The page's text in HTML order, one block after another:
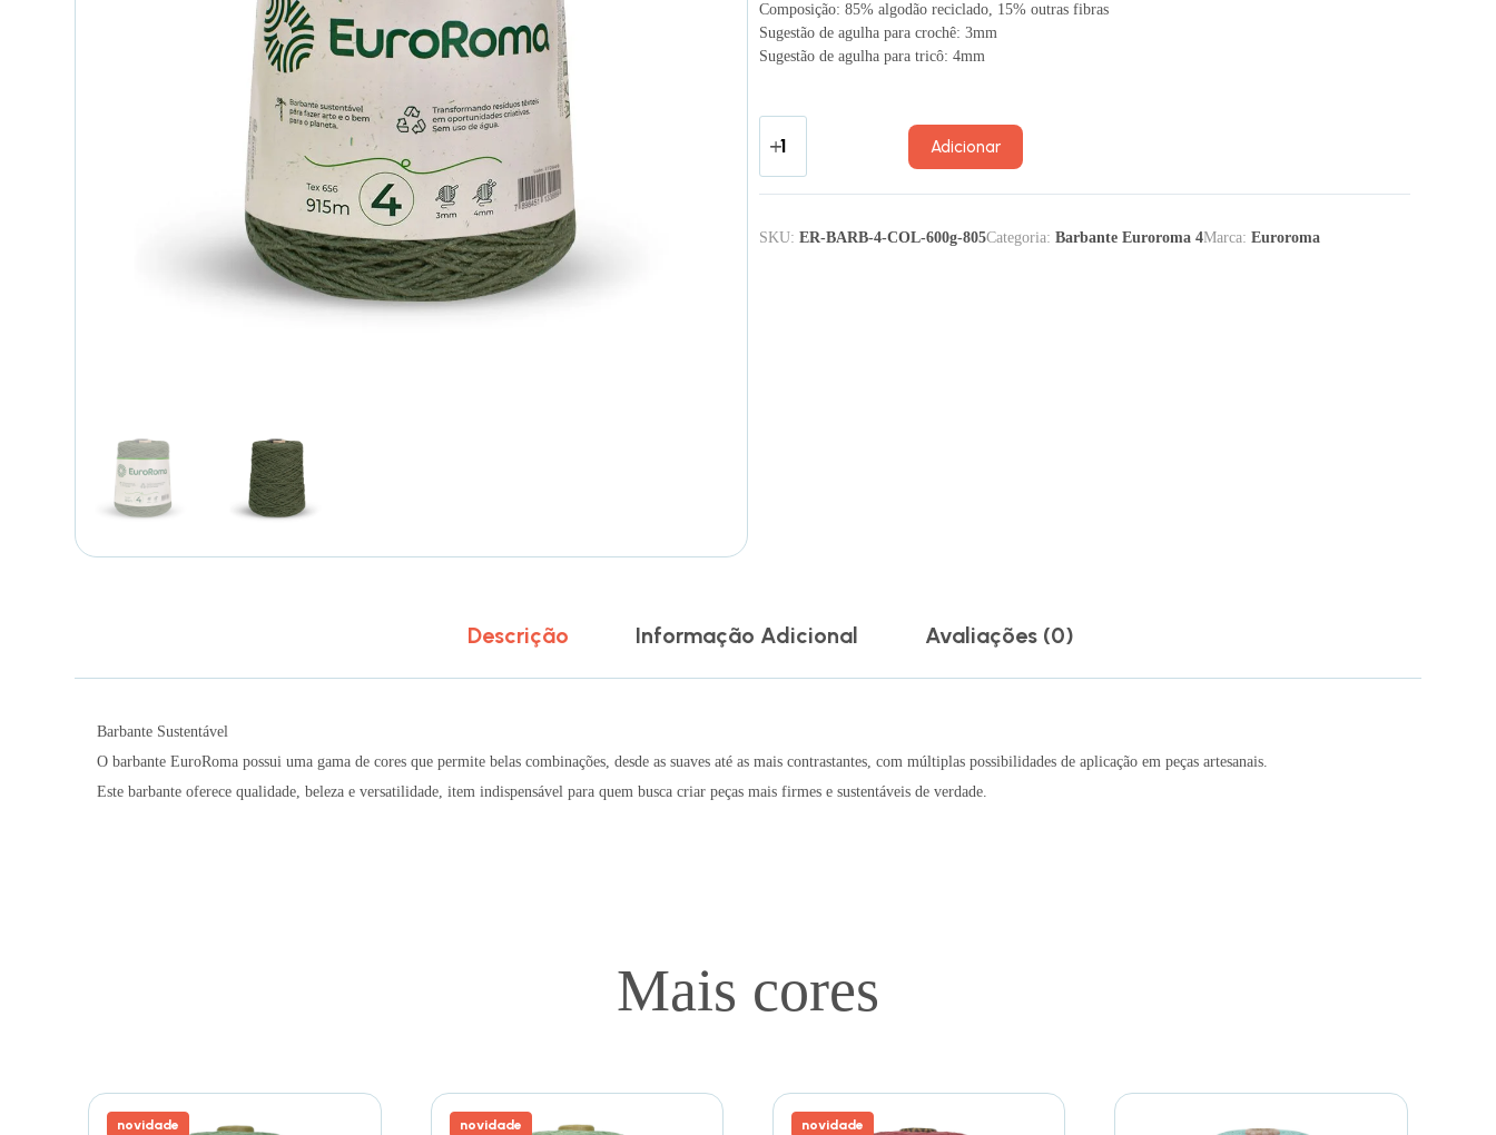
Composição: 85% algodão reciclado, 15% outras fibras
Sugestão de agulha para crochê: 3mm
Sugestão de agulha para tricô: 4mm
Adicionar
SKU: ER-BARB-4-COL-600g-805Categoria: Barbante Euroroma 4Marca: Euroroma
Descrição Informação Adicional Avaliações (0)
Barbante Sustentável
O barbante EuroRoma possui uma gama de cores que permite belas combinações, desde as suaves até as mais contrastantes, com múltiplas possibilidades de aplicação em peças artesanais.
Este barbante oferece qualidade, beleza e versatilidade, item indispensável para quem busca criar peças mais firmes e sustentáveis de verdade.
Mais cores
novidade novidade novidade